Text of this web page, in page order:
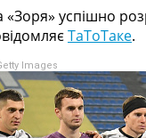
Чемпіонат Світу
Україна. Прем’єр-Ліга
Україна. Перша Ліга
Ліга Чемпіонів
Англія. Прем’єр-Ліга
«Зоря» успішно
ТаТоТаке.
Images